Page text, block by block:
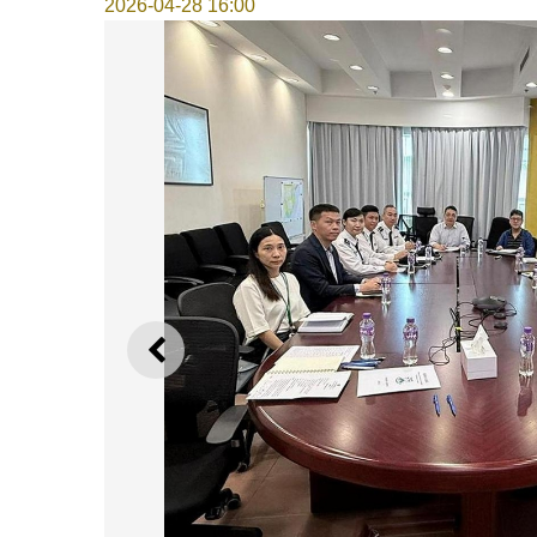
2026-04-28 16:00
上一则